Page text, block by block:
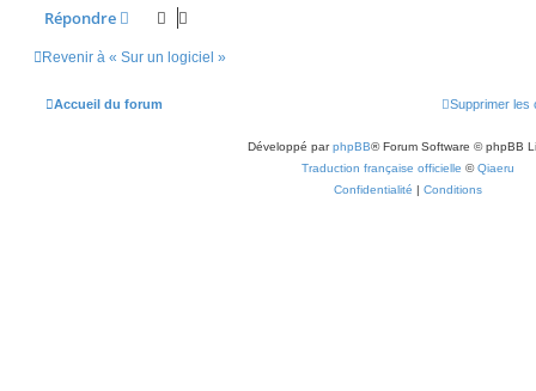
Répondre
Revenir à « Sur un logiciel »
Accueil du forum Supprimer les
Développé parphpBB® Forum Software © phpBB
Traduction française officielle ©Qiaeru
Confidentialité | Conditions